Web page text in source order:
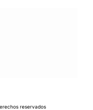
reservados